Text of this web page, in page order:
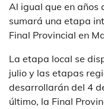
Al igual que en años
sumará una etapa
Final Provincial en
La etapa local se
julio y las etapas
desarrollarán del 4
último, la Final